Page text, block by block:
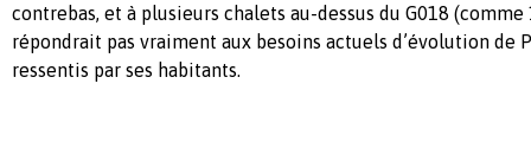
contrebas, et à plusieurs chalets au-dessus du G018 (comme
répondrait pas vraiment aux besoins actuels d’évolution de
ressentis par ses habitants.